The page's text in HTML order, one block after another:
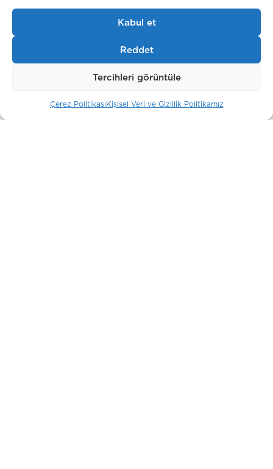
Kabul et
Reddet
Tercihleri görüntüle
Çerez PolitikasıKişisel Veri ve Gizlilik Politikamız